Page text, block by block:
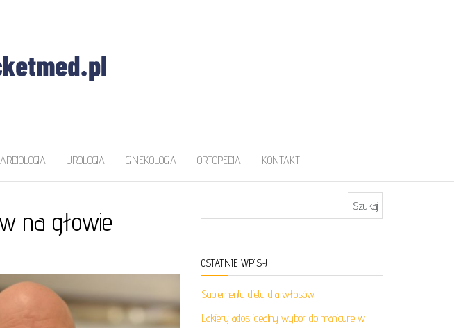
UROLOGIA GINEKOLOGIA ORTOPEDIA KONTAKT
na głowie
OSTATNIE WPISY
Suplementy diety dla włosów
Lakiery ados idealny wybór do manicure w